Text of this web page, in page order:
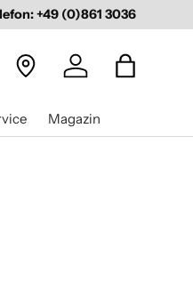
+49 (0)861 3036
Konto Einloggen
Magazin